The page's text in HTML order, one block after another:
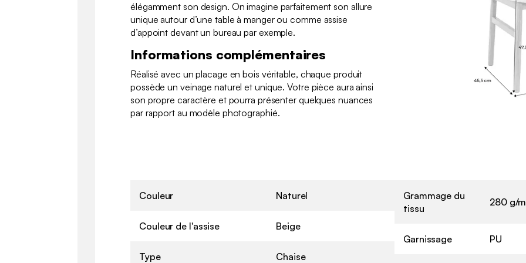
élégamment son design. On imagine parfaitement son allure
unique autour d’une table à manger ou comme assise
d’appoint devant un bureau par exemple.
Informations complémentaires
Réalisé avec un placage en bois véritable, chaque produit
possède un veinage naturel et unique. Votre pièce aura ainsi
son propre caractère et pourra présenter quelques nuances
par rapport au modèle photographié.
Couleur Naturel
Couleur de l'assise Beige
Type Chaise
Grammage du
tissu
280 g/
Garnissage PU